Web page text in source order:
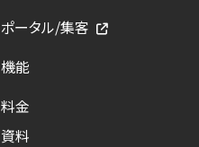
ポータル/集客
機能
料金
資料